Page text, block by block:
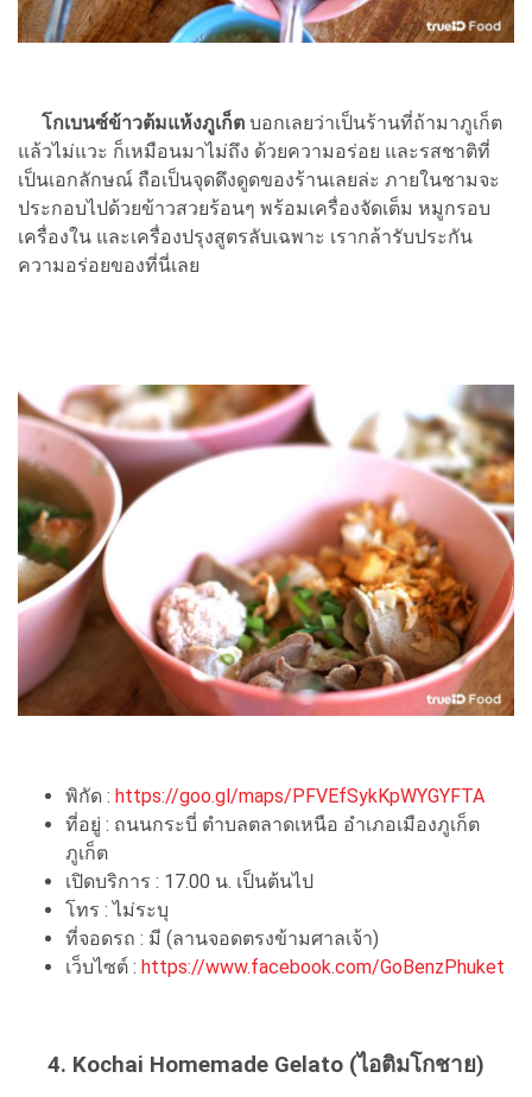
โกเบนซ์ข้าวต้มแห้งภูเก็ต บอกเลยว่าเป็นร้านที่ถ้ามาภูเก็ต
แล้วไม่แวะ ก็เหมือนมาไม่ถึง ด้วยความอร่อย และรสชาติที่
เป็นเอกลักษณ์ ถือเป็นจุดดึงดูดของร้านเลยล่ะ ภายในชามจะ
ประกอบไปด้วยข้าวสวยร้อนๆ พร้อมเครื่องจัดเต็ม หมูกรอบ
เครื่องใน และเครื่องปรุงสูตรลับเฉพาะ เรากล้ารับประกัน
ความอร่อยของที่นี่เลย
พิกัด : https://goo.gl/maps/PFVEfSykKpWYGYFTA
ที่อยู่ : ถนนกระบี่ ตำบลตลาดเหนือ อำเภอเมืองภูเก็ต
ภูเก็ต
เปิดบริการ : 17.00 น. เป็นต้นไป
โทร : ไม่ระบุ
ที่จอดรถ : มี (ลานจอดตรงข้ามศาลเจ้า)
เว็บไซต์ : https://www.facebook.com/GoBenzPhuket
4. Kochai Homemade Gelato (ไอติมโกชาย)